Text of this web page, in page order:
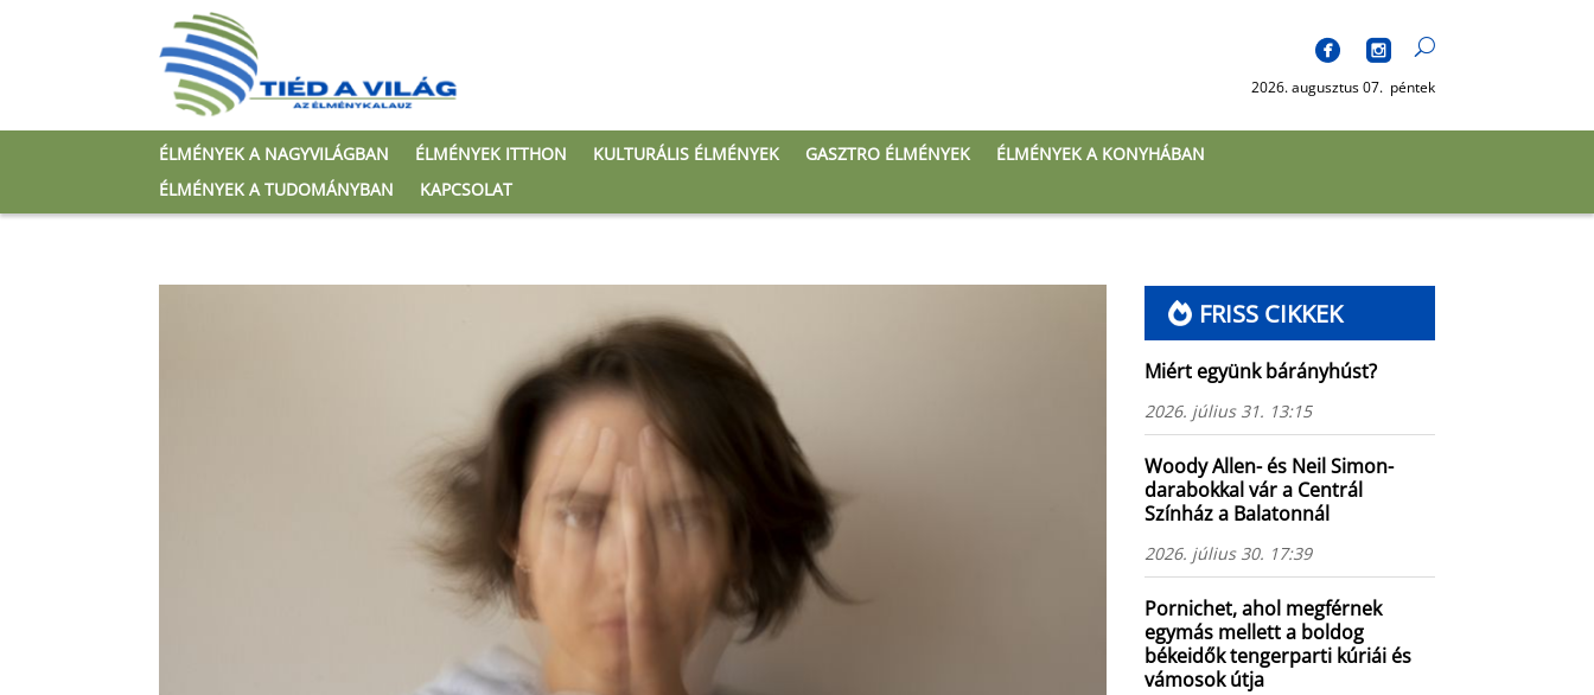
2026. augusztus 07. péntek
ÉLMÉNYEK A NAGYVILÁGBAN ÉLMÉNYEK ITTHON KULTURÁLIS ÉLMÉNYEK GASZTRO ÉLMÉNYEK
ÉLMÉNYEK A KONYHÁBAN
ÉLMÉNYEK A TUDOMÁNYBAN
KAPCSOLAT
FRISS CIKKEK
Miért együnk bárányhúst?
2026. július 31. 13:15
Woody Allen- és Neil Simon-
darabokkal vár a Centrál
Színház a Balatonnál
2026. július 30. 17:39
Pornichet, ahol megférnek
egymás mellett a boldog
békeidők tengerparti kúriái és
vámosok útja